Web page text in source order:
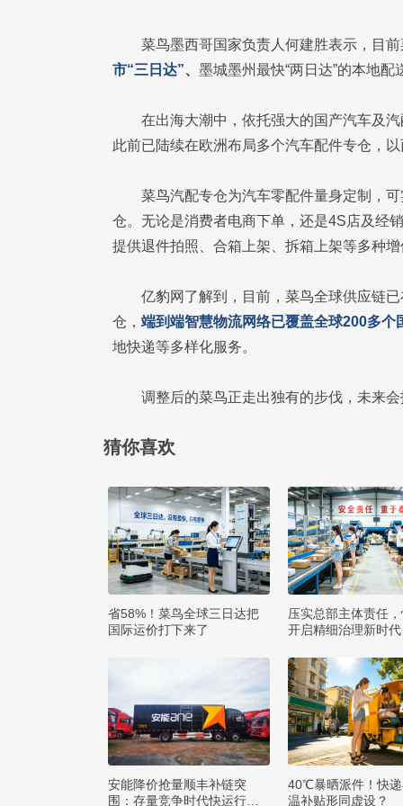
菜鸟墨西哥国家负责人何建胜表示，目
市“三日达”、 墨城墨州最快“两日达”的本地配
在出海大潮中，依托强大的国产汽车及
此前已陆续在欧洲布局多个汽车配件专仓，
菜鸟汽配专仓为汽车零配件量身定制，
仓。无论是消费者电商下单，还是4S店及经
提供退件拍照、合箱上架、拆箱上架等多种
亿豹网了解到，目前，菜鸟全球供应链
仓， 端到端智慧物流网络已覆盖全球200多个
地快递等多样化服务。
调整后的菜鸟正走出独有的步伐，未来
猜你喜欢
省58%！菜鸟全球三日达把
国际运价打下来了
压实总部主体责任
开启精细治理新时代
安能降价抢量顺丰补链突
围：存量竞争时代快运行业
40℃暴晒派件！快
温补贴形同虚设？